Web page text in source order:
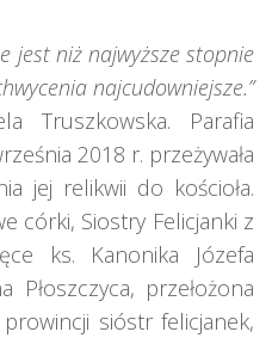
jest niż najwyższe stopnie
najcudowniejsze.”
Truszkowska. Parafia
2018 r. przeżywała
jej relikwii do kościoła.
córki, Siostry Felicjanki z
ks. Kanonika Józefa
Płoszczyca, przełożona
sióstr felicjanek,